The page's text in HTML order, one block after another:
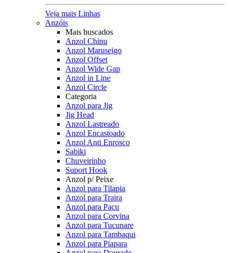
Veja mais Linhas
Anzóis
Mais buscados
Anzol Chinu
Anzol Maruseigo
Anzol Offset
Anzol Wide Gap
Anzol in Line
Anzol Circle
Categoria
Anzol para Jig
Jig Head
Anzol Lastreado
Anzol Encastoado
Anzol Anti Enrosco
Sabiki
Chuveirinho
Suport Hook
Anzol p/ Peixe
Anzol para Tilapia
Anzol para Traira
Anzol para Pacu
Anzol para Corvina
Anzol para Tucunare
Anzol para Tambaqui
Anzol para Piapara